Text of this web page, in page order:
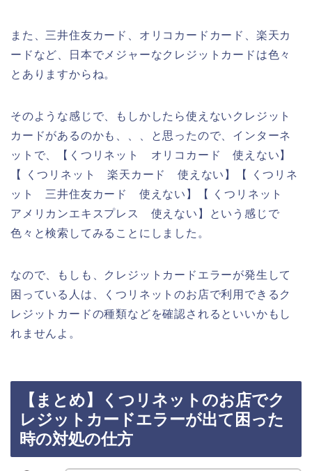
また、三井住友カード、オリコカードカード、楽天カ
ードなど、日本でメジャーなクレジットカードは色々
とありますからね。
そのような感じで、もしかしたら使えないクレジット
カードがあるのかも、、、と思ったので、インターネ
ットで、【くつリネット オリコカード 使えない】
【 くつリネット 楽天カード 使えない】【 くつリネ
ット 三井住友カード 使えない】【 くつリネット
アメリカンエキスプレス 使えない】という感じで
色々と検索してみることにしました。
なので、もしも、クレジットカードエラーが発生して
困っている人は、くつリネットのお店で利用できるク
レジットカードの種類などを確認されるといいかもし
れませんよ。
【まとめ】くつリネットのお店でク
レジットカードエラーが出て困った
時の対処の仕方